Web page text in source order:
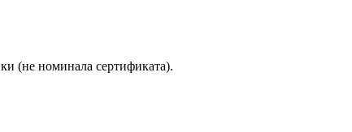
(не номинала сертификата).